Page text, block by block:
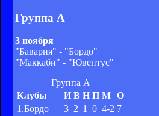
Группа А
3 ноября
"Бавария" - "Бордо"
"Маккаби" - "Ювентус"
Группа А
Клубы
И В Н П М О
1.Бордо
3 2 1 0 4-2 7